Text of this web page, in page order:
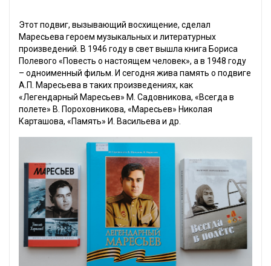
Этот подвиг, вызывающий восхищение, сделал
Маресьева героем музыкальных и литературных
произведений. В 1946 году в свет вышла книга Бориса
Полевого «Повесть о настоящем человек», а в 1948 году
– одноименный фильм. И сегодня жива память о подвиге
А.П. Маресьева в таких произведениях, как
«Легендарный Маресьев» М. Садовникова, «Всегда в
полете» В. Пороховникова, «Маресьев» Николая
Карташова, «Память» И. Васильева и др.